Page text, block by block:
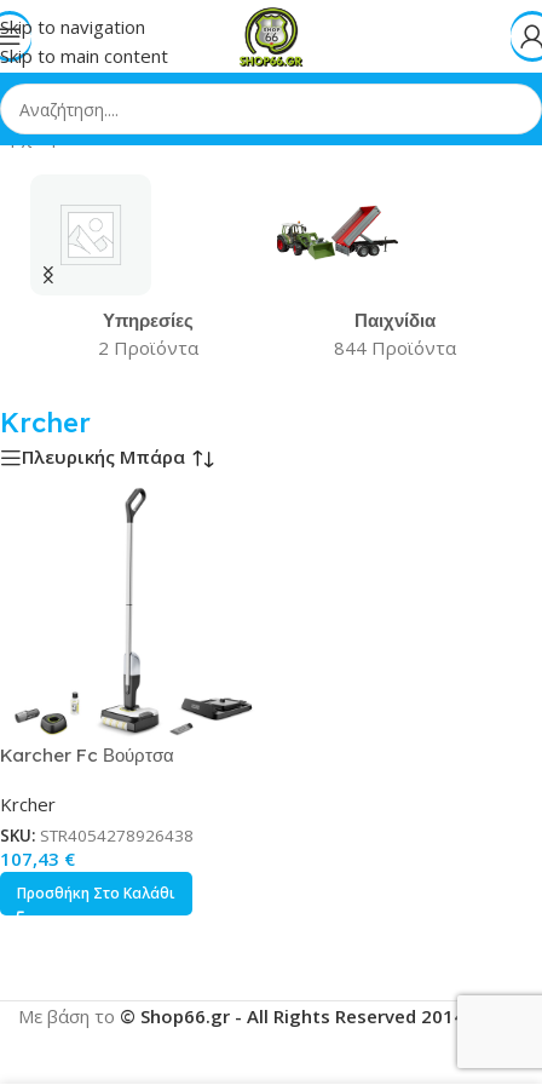
Skip to navigation
Skip to main content
Αρχική»Krcher
Υπηρεσίες
2 Προϊόντα
Παιχνίδια
844 Προϊόντα
Krcher
Πλευρικής Μπάρα
Karcher Fc Βούρτσα
Κωδικός 1.056-200.0
Krcher
SKU: STR4054278926438
107,43 €
Προσθήκη Στο Καλάθι
Με βάση το © Shop66.gr - All Rights Reserved 2014-2025